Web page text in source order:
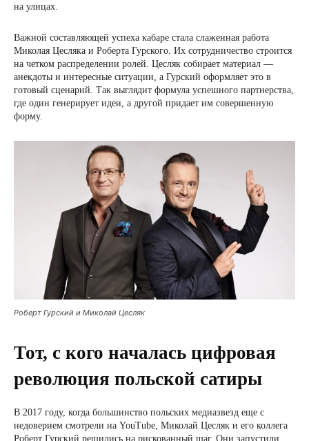
на улицах.
Важной составляющей успеха кабаре стала слаженная работа
Миколая Цесляка и Роберта Гурского. Их сотрудничество строится
на четком распределении ролей. Цесляк собирает материал —
анекдоты и интересные ситуации, а Гурский оформляет это в
готовый сценарий. Так выглядит формула успешного партнерства,
где один генерирует идеи, а другой придает им совершенную
форму.
Роберт Гурский и Миколай Цесляк
Тот, с кого началась цифровая
революция польской сатиры
В 2017 году, когда большинство польских медиазвезд еще с
недоверием смотрели на YouTube, Миколай Цесляк и его коллега
Роберт Гурский решились на рискованный шаг. Они запустили